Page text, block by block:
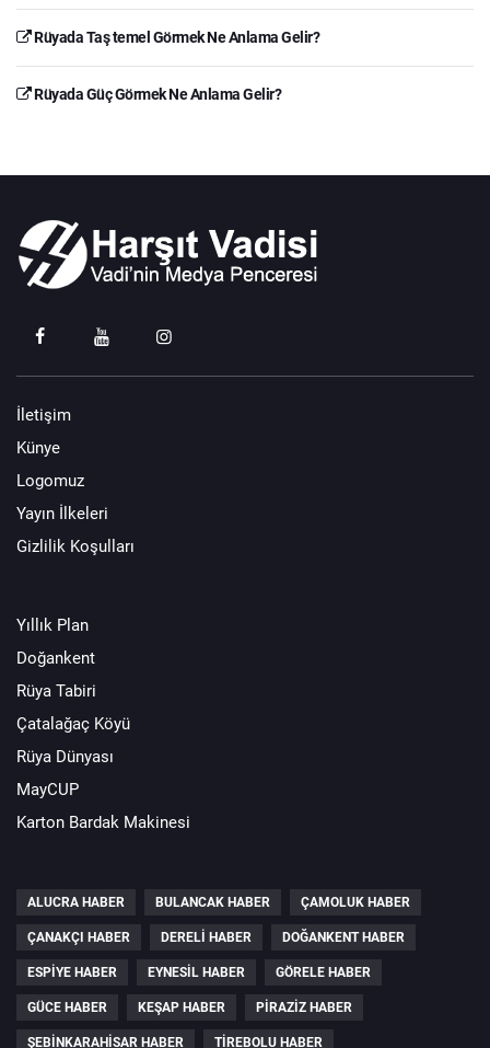
Rüyada Taş temel Görmek Ne Anlama Gelir?
Rüyada Güç Görmek Ne Anlama Gelir?
İletişim
Künye
Logomuz
Yayın İlkeleri
Gizlilik Koşulları
Yıllık Plan
Doğankent
Rüya Tabiri
Çatalağaç Köyü
Rüya Dünyası
MayCUP
Karton Bardak Makinesi
ALUCRA HABER BULANCAK HABER ÇAMOLUK HABER
ÇANAKÇI HABER DERELI HABER DOĞANKENT HABER
ESPIYE HABER EYNESIL HABER GÖRELE HABER
GÜCE HABER KEŞAP HABER PIRAZIZ HABER
ŞEBINKARAHISAR HABER TIREBOLU HABER